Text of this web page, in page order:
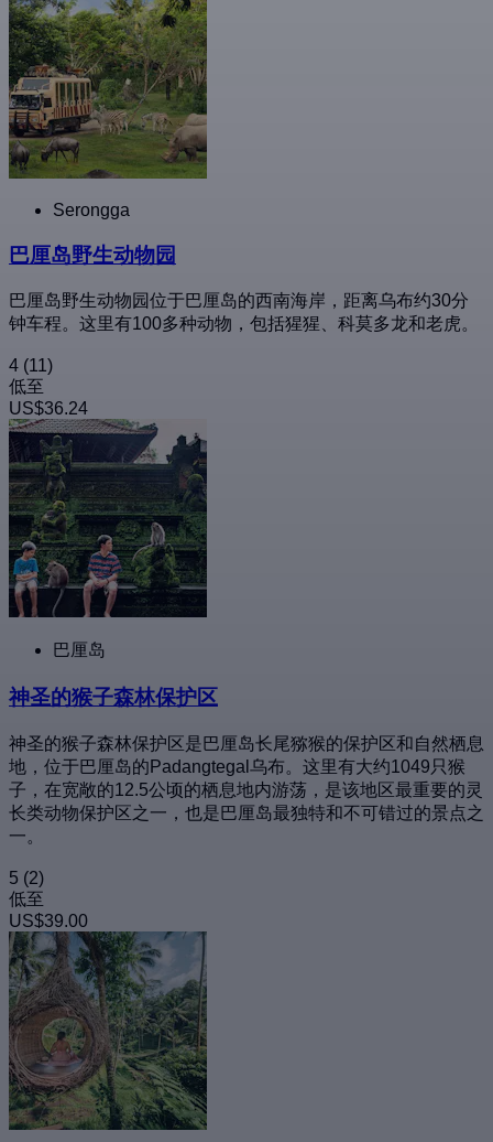
Serongga
巴厘岛野生动物园
巴厘岛野生动物园位于巴厘岛的西南海岸，距离乌布约30分
钟车程。这里有100多种动物，包括猩猩、科莫多龙和老虎。
4 (11)
低至
US$36.24
巴厘岛
神圣的猴子森林保护区
神圣的猴子森林保护区是巴厘岛长尾猕猴的保护区和自然栖息
地，位于巴厘岛的Padangtegal乌布。这里有大约1049只猴
子，在宽敞的12.5公顷的栖息地内游荡，是该地区最重要的灵
长类动物保护区之一，也是巴厘岛最独特和不可错过的景点之
一。
5 (2)
低至
US$39.00